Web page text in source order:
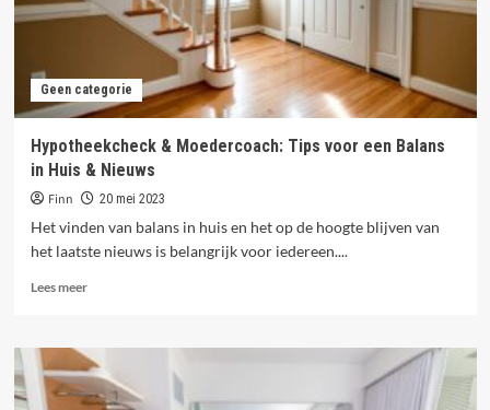
een
topvakantie!
Geen categorie
Hypotheekcheck & Moedercoach: Tips voor een Balans
in Huis & Nieuws
Finn 20 mei 2023
Het vinden van balans in huis en het op de hoogte blijven van
het laatste nieuws is belangrijk voor iedereen....
Lees meerLees
Hypotheekcheck
&
Moedercoach: